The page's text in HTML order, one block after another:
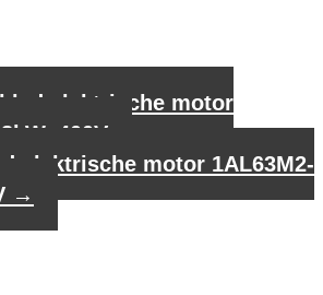
elektrische motor
400V
elektrische motor 1AL63M2-
→